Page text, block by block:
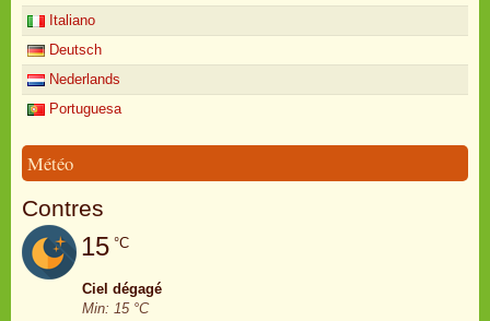
Italiano
Deutsch
Nederlands
Portuguesa
Météo
Contres
15 °C
Ciel dégagé
Min: 15 °C